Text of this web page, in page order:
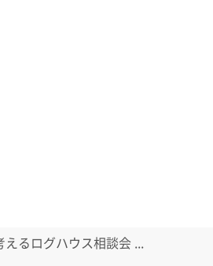
るログハウス相談会 ...